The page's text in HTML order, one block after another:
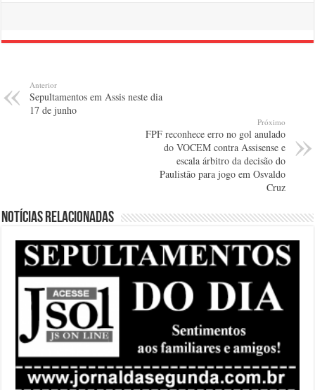
Anterior
Sepultamentos em Assis neste dia
17 de junho
Próximo
FPF reconhece erro no gol anulado
do VOCEM contra Assisense e
escala árbitro da decisão do
Paulistão para jogo em Osvaldo
Cruz
Notícias relacionadas